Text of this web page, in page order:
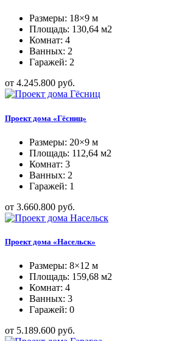
Размеры: 18×9 м
Площадь: 130,64 м2
Комнат: 4
Ванных: 2
Гаражей: 2
от 4.245.800 руб.
Проект дома «Гёсниц»
Размеры: 20×9 м
Площадь: 112,64 м2
Комнат: 3
Ванных: 2
Гаражей: 1
от 3.660.800 руб.
Проект дома «Насельск»
Размеры: 8×12 м
Площадь: 159,68 м2
Комнат: 4
Ванных: 3
Гаражей: 0
от 5.189.600 руб.